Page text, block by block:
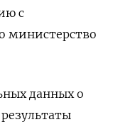
с
министерство
данных о